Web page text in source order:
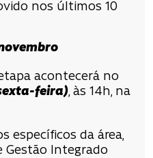
nos últimos 10
acontecerá no
feira), às 14h, na
específicos da área,
Gestão Integrado